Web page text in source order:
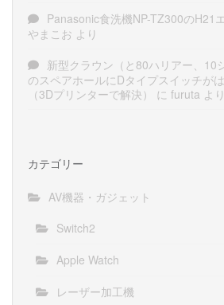
Panasonic食洗機NP-TZ300のH21
やまこお より
新型クラウン（と80ハリアー、10
のスペアホールにDタイプスイッチが
（3Dプリンターで解決）
に furuta より
カテゴリー
AV機器・ガジェット
Switch2
Apple Watch
レーザー加工機